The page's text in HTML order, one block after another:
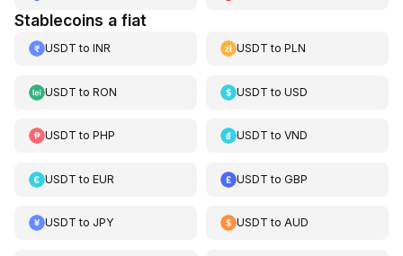
Stablecoins a fiat
USDT to INR USDT toPLN
USDT to RON USDT toUSD
USDT to PHP USDT toVND
USDT to EUR USDT toGBP
USDT to JPY USDT toAUD